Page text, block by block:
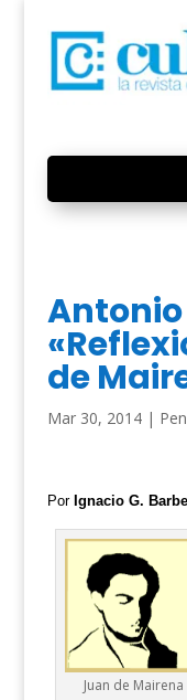
de
Mar 30, 2014|
Por Ignacio G.
Juan de